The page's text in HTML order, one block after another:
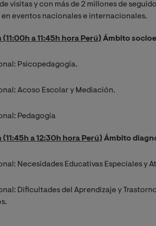
visitas y con más de 2 millones de
eventos nacionales e internacionales.
(11:00h a 11:45h hora Perú) Ámbito
Psicopedagogía.
Acoso Escolar y Mediación.
Pedagogía
(11:45h a 12:30h hora Perú) Ámbito
Necesidades Educativas Especiales y
Dificultades del Aprendizaje y